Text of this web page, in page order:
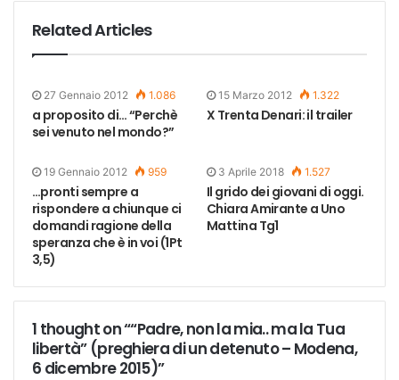
Related Articles
27 Gennaio 2012 1.086
a proposito di… “Perchè
sei venuto nel mondo?”
15 Marzo 2012 1.322
X Trenta Denari: il trailer
19 Gennaio 2012 959
…pronti sempre a
rispondere a chiunque ci
domandi ragione della
speranza che è in voi (1Pt
3,5)
3 Aprile 2018 1.527
Il grido dei giovani di oggi.
Chiara Amirante a Uno
Mattina Tg1
1 thought on ““Padre, non la mia.. ma la Tua
libertà” (preghiera di un detenuto – Modena,
6 dicembre 2015)”